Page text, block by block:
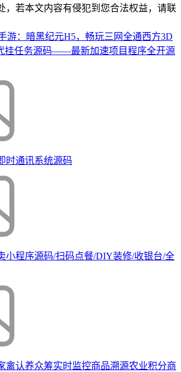
，若本文内容有侵犯到您合法权益，请联
游：暗黑纪元H5，畅玩三网全通西方3D
挂任务源码——最新加速项目程序全开源
时通讯系统源码
小程序源码/扫码点餐/DIY装修/收银台/全
禽认养众筹实时监控商品溯源农业积分商